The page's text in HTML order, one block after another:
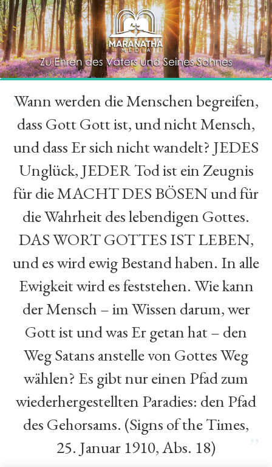
“
Wann werden die Menschen begreifen,
dass Gott Gott ist, und nicht Mensch,
und dass Er sich nicht wandelt? JEDES
Unglück, JEDER Tod ist ein Zeugnis
für die MACHT DES BÖSEN und für
die Wahrheit des lebendigen Gottes.
DAS WORT GOTTES IST LEBEN,
und es wird ewig Bestand haben. In alle
Ewigkeit wird es feststehen. Wie kann
der Mensch – im Wissen darum, wer
Gott ist und was Er getan hat – den
Weg Satans anstelle von Gottes Weg
wählen? Es gibt nur einen Pfad zum
wiederhergestellten Paradies: den Pfad
des Gehorsams. (Signs of the Times,
25. Januar 1910, Abs. 18)